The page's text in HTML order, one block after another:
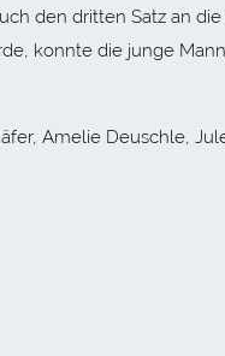
den dritten Satz an
konnte die junge
Amelie Deuschle,